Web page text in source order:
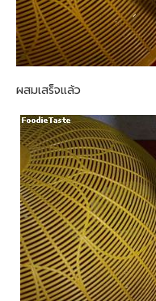
ผสมเสร็จแล้ว